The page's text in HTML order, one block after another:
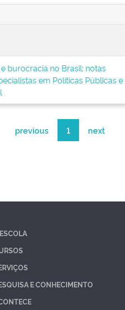
burocracia no Brasil: notas
em Políticas Públicas e
previous 1 next
E CONHECIMENTO